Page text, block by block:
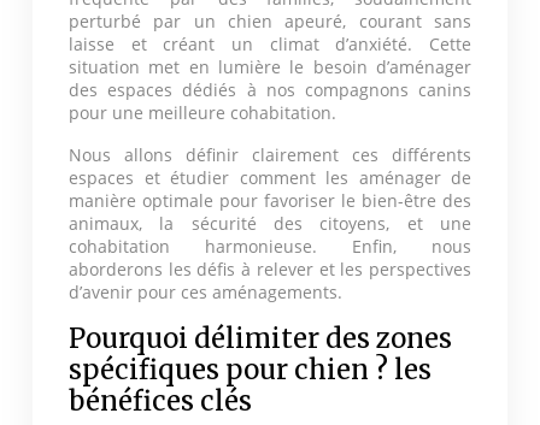
perturbé par un chien apeuré, courant sans
laisse et créant un climat d’anxiété. Cette
situation met en lumière le besoin d’aménager
des espaces dédiés à nos compagnons canins
pour une meilleure cohabitation.
Nous allons définir clairement ces différents
espaces et étudier comment les aménager de
manière optimale pour favoriser le bien-être des
animaux, la sécurité des citoyens, et une
cohabitation harmonieuse. Enfin, nous
aborderons les défis à relever et les perspectives
d’avenir pour ces aménagements.
Pourquoi délimiter des zones
spécifiques pour chien ? les
bénéfices clés